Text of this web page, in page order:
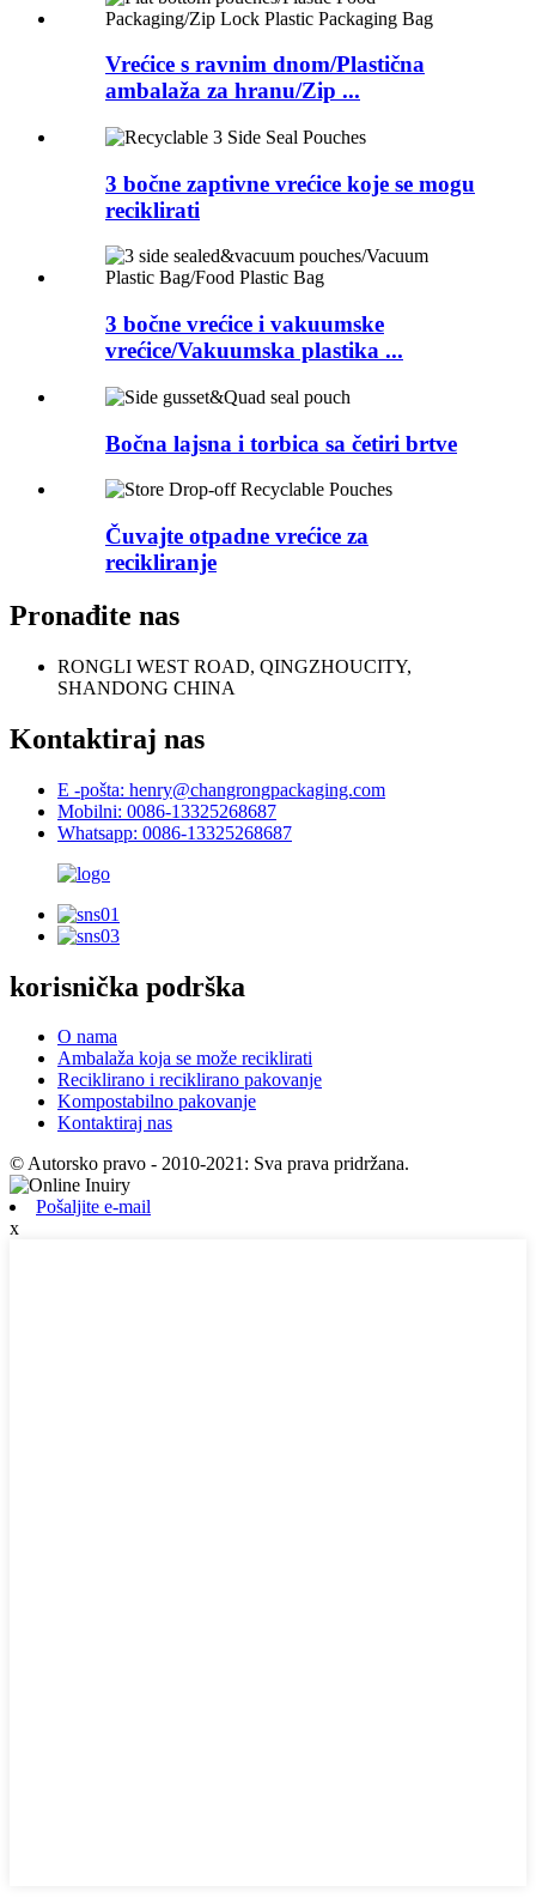
Vrećice s ravnim dnom/Plastična
ambalaža za hranu/Zip ...
3 bočne zaptivne vrećice koje se mogu
reciklirati
3 bočne vrećice i vakuumske
vrećice/Vakuumska plastika ...
Bočna lajsna i torbica sa četiri brtve
Čuvajte otpadne vrećice za
recikliranje
Pronađite nas
RONGLI WEST ROAD, QINGZHOUCITY,
SHANDONG CHINA
Kontaktiraj nas
E -pošta: henry@changrongpackaging.com
Mobilni: 0086-13325268687
Whatsapp: 0086-13325268687
korisnička podrška
O nama
Ambalaža koja se može reciklirati
Reciklirano i reciklirano pakovanje
Kompostabilno pakovanje
Kontaktiraj nas
© Autorsko pravo - 2010-2021: Sva prava pridržana.
Pošaljite e-mail
x